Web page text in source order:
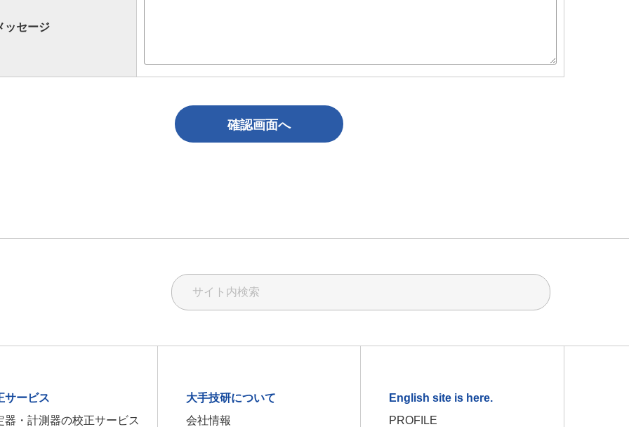
ッセージ
サービス
器・計測器の校正サービス
大手技研について
会社情報
English site is here.
PROFILE